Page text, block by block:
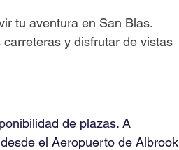
tu aventura en San Blas.
y disfrutar de vistas
de plazas. A
el Aeropuerto de Albrook